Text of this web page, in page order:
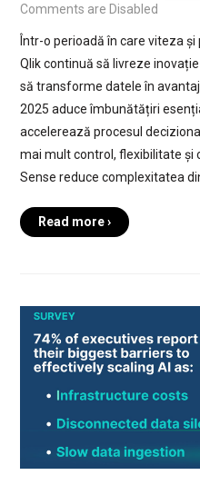
Comments are Disabled
Într-o perioadă în care viteza
Qlik continuă să livreze
să transforme datele în
2025 aduce îmbunătățiri
accelerează procesul
mai mult control, flexibilitate și
Sense reduce complexitatea
Read more ›